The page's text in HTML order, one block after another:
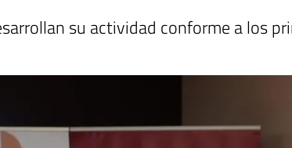
su actividad conforme a los